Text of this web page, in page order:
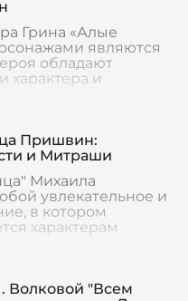
Грина «Алые
являются
обладают
характера и
Пришвин:
и Митраши
Михаила
увлекательное и
в котором
характерам
Волковой "Всем